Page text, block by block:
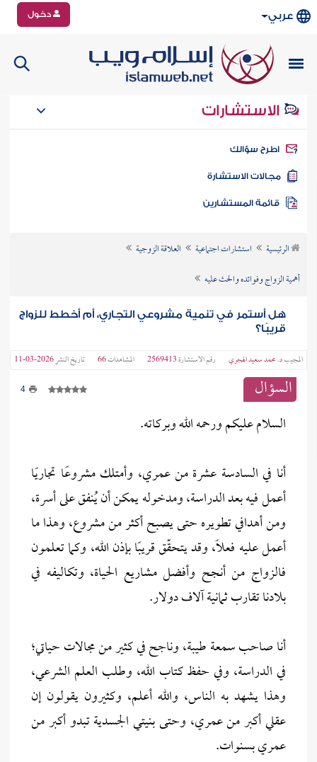
عربي دخول
الاستشارات
سؤالك
الاستشارة
الرئيسية استشارات اجتماعية
العلاقة الزوجية
أهمية الزواج وفوائده والحث عليه
هل أستمر في تنمية مشروعي التجاري، أم أخطط للزواج
قريبًا؟
المجيبد. محمد سعيد الهجري رقم الاستشارة2569413 المشاهدات66 تاريخ النشر2026-03-11
السؤال 4
السلام عليكم ورحمه الله وبركاته.
أنا في السادسة عشرة من عمري، وأمتلك مشروعًا تجاريًا
أعمل فيه بعد الدراسة، ومدخوله يمكن أن يُنفق على أسرة،
ومن أهدافي تطويره حتى يصبح أكثر من مشروع، وهذا ما
أعمل عليه فعلًا، وقد يتحقّق قريبًا بإذن الله، وكما تعلمون
فالزواج من أنجح وأفضل مشاريع الحياة، وتكاليفه في
بلادنا تقارب ثمانية آلاف دولار.
أنا صاحب سمعة طيبة، وناجح في كثير من مجالات حياتي؛
في الدراسة، وفي حفظ كتاب الله، وطلب العلم الشرعي،
وهذا يشهد به الناس، والله أعلم، وكثيرون يقولون إن
عقلي أكبر من عمري، وحتى بنيتي الجسدية تبدو أكبر من
عمري بسنوات.